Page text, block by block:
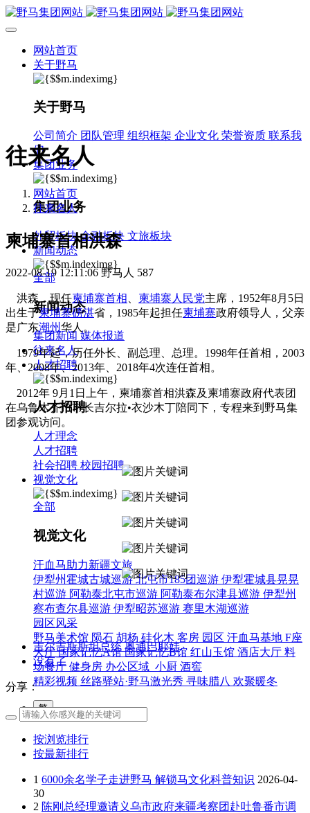
网站首页
关于野马
关于野马
公司简介 团队管理 组织框架 企业文化 荣誉资质 联系我
们
集团业务
集团业务
外贸板块 金融板块 文旅板块
新闻动态
全部
新闻动态
集团新闻 媒体报道
往来名人
人才招聘
人才招聘
人才理念
人才招聘
社会招聘 校园招聘
视觉文化
全部
视觉文化
汗血马助力新疆文旅
伊犁州霍城古城巡游 北屯市185团巡游 伊犁霍城县晃晃
村巡游 阿勒泰北屯市巡游 阿勒泰布尔津县巡游 伊犁州
察布查尔县巡游 伊犁昭苏巡游 赛里木湖巡游
园区风采
野马美术馆 陨石 胡杨 硅化木 客房 园区 汗血马基地 F座
大厅 国家记忆A馆 国家记忆B馆 红山玉馆 酒店大厅 料
场餐厅 健身房 办公区域 小厨 酒窖
精彩视频 丝路驿站·野马激光秀 寻味腊八 欢聚暖冬
繁
往来名人
网站首页
往来名人
柬埔寨首相洪森
2022-08-19 12:11:06 野马人 587
洪森，现任柬埔寨首相 柬埔寨人民党主席，1952年8月5日
出生于柬埔寨磅湛省，1985年起担任柬埔寨政府领导人，父亲
是广东潮州华人。
1979年起，历任外长、副总理、总理。1998年任首相，2003
年、2008年、2013年、2018年4次连任首相。
2012年 9月1日上午，柬埔寨首相洪森及柬埔寨政府代表团
在乌鲁木齐市市长吉尔拉•衣沙木丁陪同下，专程来到野马集
团参观访问。
吉尔吉斯斯坦总统 奥通巴耶娃
没有了
分享：
按浏览排行
按最新排行
1 6000余名学子走进野马 解锁马文化科普知识 2026-04-
30
2 陈刚总经理邀请义乌市政府来疆考察团赴吐鲁番市调